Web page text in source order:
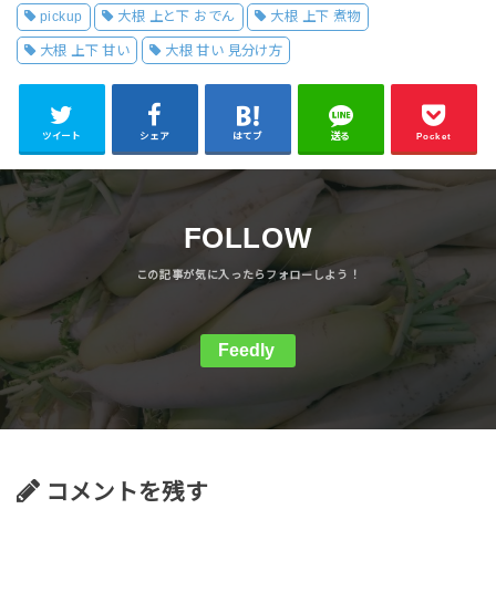
pickup 大根 上と下 おでん 大根 上下 煮物
大根 上下 甘い 大根 甘い 見分け方
ツイート シェア はてブ 送る Pocket
FOLLOW
Feedly
コメントを残す